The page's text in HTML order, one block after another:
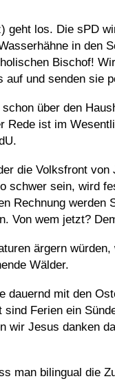
geht los. Die sPD
in den
Bischof!
und senden sie
über den
Rede ist im
die Volksfront
schwer sein, wird
Rechnung werden
Von wem jetzt?
ärgern
Wälder.
dauernd mit den
Ferien ein
wir Jesus danken
man bilingual die